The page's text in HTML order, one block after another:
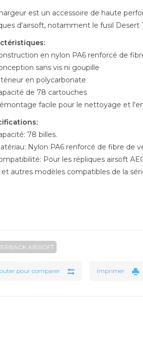
est un accessoire de haute
d'airsoft, notamment le fusil Desert
en nylon PA6 renforcé de
sans vis ni goupille
en polycarbonate
de 78 cartouches
facile pour le nettoyage et
78 billes.
Nylon PA6 renforcé de fibre de
Pour les répliques airsoft
et autres modèles compatibles de la
AIRSOFT
pour comparer Imprimer